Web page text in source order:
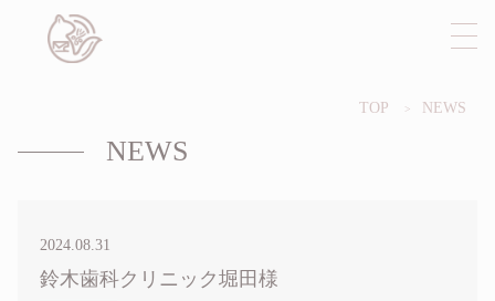
TOP NEWS
NEWS
2024.08.31
鈴木歯科クリニック堀田様